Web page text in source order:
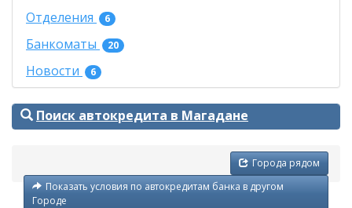
Отделения
6
Банкоматы 20
Новости 6
Поиск автокредита в Магадане
Города рядом
Показать условия по автокредитам банка в другом
Городе